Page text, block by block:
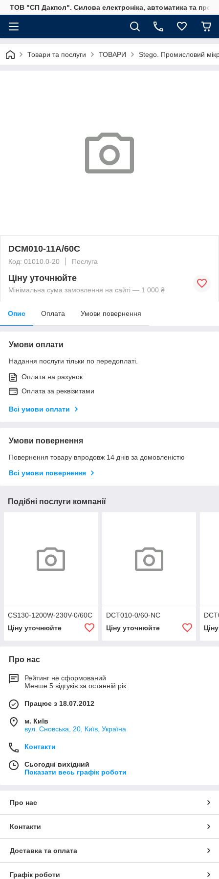
ТОВ "СП Дакпол". Силова електроніка, автоматика та
Товари та послуги ТОВАРИ Stego. Промисловий
DCM010-11A/60C
Код: 01010.0-20 Послуга
Ціну уточнюйте
Мінімальна сума замовлення на сайті — 1 000 ₴
Опис Оплата Умови повернення
Умови оплати
Надання послуги тільки по передоплаті.
Оплата на рахунок
Оплата за реквізитами
Всі умови оплати
Умови повернення
Повернення товару впродовж 14 днів за домовленістю
Всі умови повернення
Подібні послуги компанії
CS130-1200W-230V-0/60C
Ціну уточнюйте
DCT010-0/60-NC
Ціну уточнюйте
Про нас
Рейтинг не сформований
Менше 5 відгуків за останній рік
Працює з 18.07.2012
м. Київ
вул. Сновська, 20, Київ, Україна
Контакти
Сьогодні вихідний
Показати весь графік роботи
Про нас
Контакти
Доставка та оплата
Графік роботи